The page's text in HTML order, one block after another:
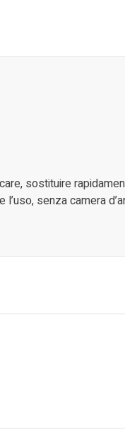
sostituire
senza camera